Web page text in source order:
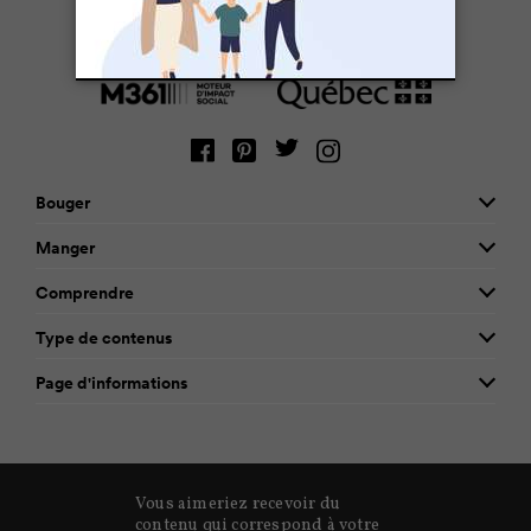
Une initiative de :
Bouger
Manger
Comprendre
Type de contenus
Page d'informations
Vous aimeriez recevoir du
contenu qui correspond à votre